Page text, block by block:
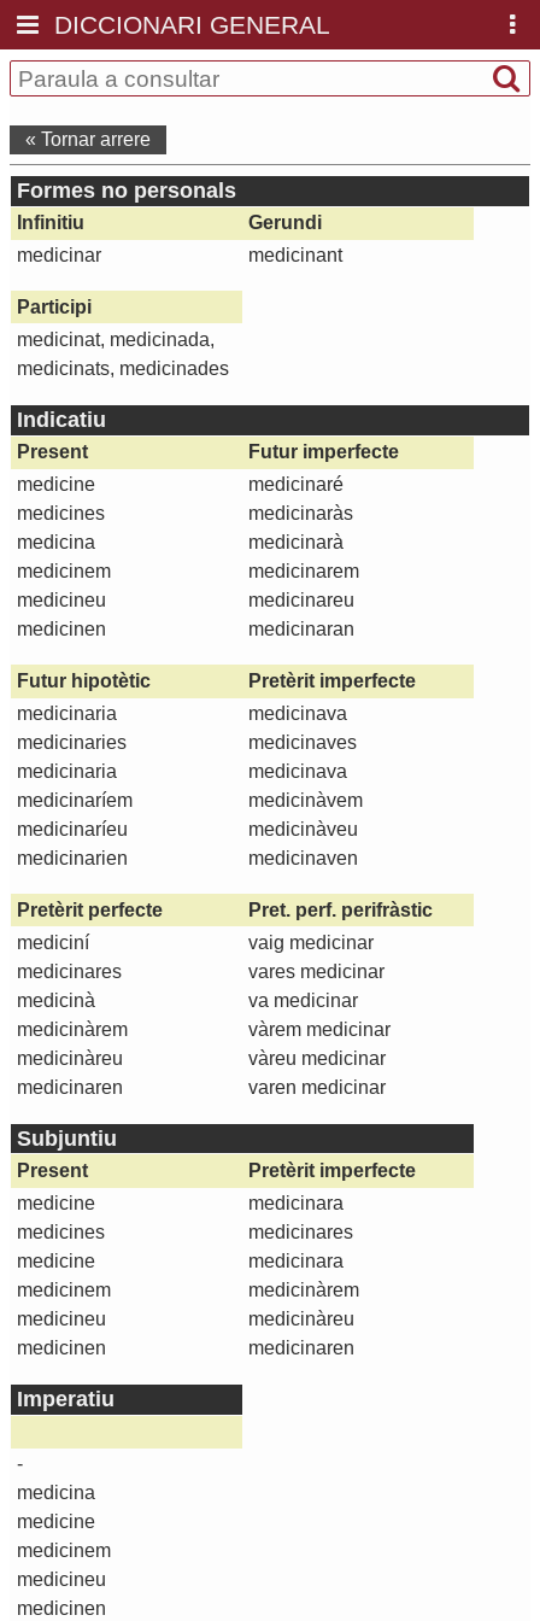
DICCIONARI GENERAL
« Tornar arrere
Formes no personals
Infinitiu
medicinar
Gerundi
medicinant
Participi
medicinat, medicinada,
medicinats, medicinades
Indicatiu
Present
medicine
medicines
medicina
medicinem
medicineu
medicinen
Futur imperfecte
medicinaré
medicinaràs
medicinarà
medicinarem
medicinareu
medicinaran
Futur hipotètic
medicinaria
medicinaries
medicinaria
medicinaríem
medicinaríeu
medicinarien
Pretèrit imperfecte
medicinava
medicinaves
medicinava
medicinàvem
medicinàveu
medicinaven
Pretèrit perfecte
mediciní
medicinares
medicinà
medicinàrem
medicinàreu
medicinaren
Pret. perf. perifràstic
vaig medicinar
vares medicinar
va medicinar
vàrem medicinar
vàreu medicinar
varen medicinar
Subjuntiu
Present
medicine
medicines
medicine
medicinem
medicineu
medicinen
Pretèrit imperfecte
medicinara
medicinares
medicinara
medicinàrem
medicinàreu
medicinaren
Imperatiu
-
medicina
medicine
medicinem
medicineu
medicinen